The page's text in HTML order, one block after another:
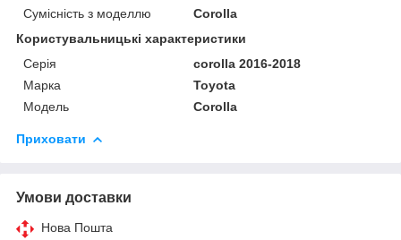
Сумісність з моделлю
Corolla
Користувальницькі характеристики
Серія
corolla 2016-2018
Марка
Toyota
Модель
Corolla
Приховати
Умови доставки
Нова Пошта